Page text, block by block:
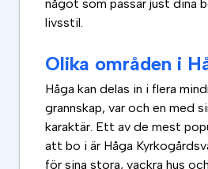
något som passar just dina
livsstil.
Olika områden i
Håga kan delas in i flera
grannskap, var och en med
karaktär. Ett av de mest
att bo i är Håga
för sina stora, vackra hus